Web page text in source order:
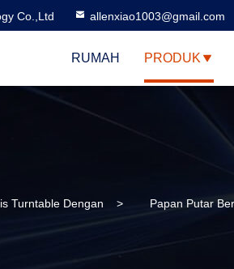
Co.,Ltd allenxiao1003@gmail.com
RUMAH PRODUK
Turntable Dengan
>
Papan Putar